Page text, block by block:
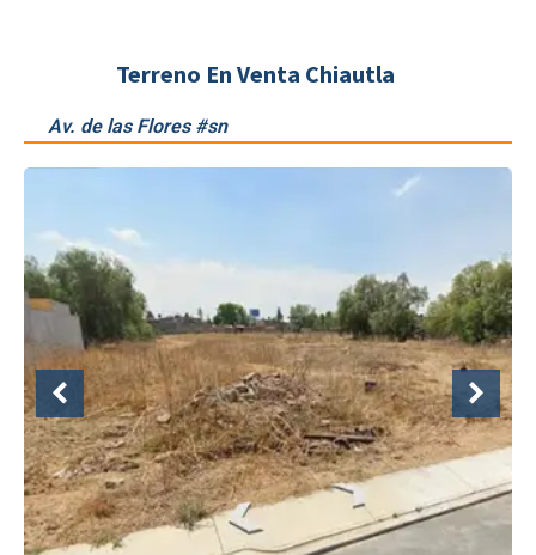
Terreno En Venta Chiautla
Av. de las Flores #sn